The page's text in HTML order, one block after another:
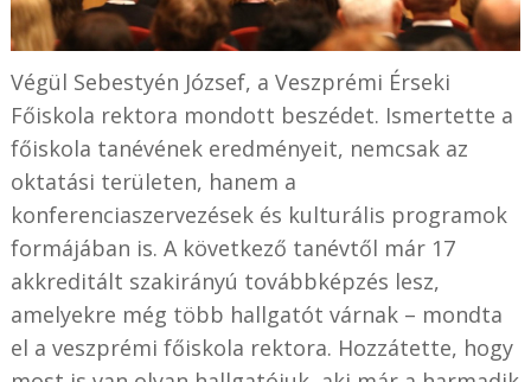
Végül Sebestyén József, a Veszprémi Érseki
Főiskola rektora mondott beszédet. Ismertette a
főiskola tanévének eredményeit, nemcsak az
oktatási területen, hanem a
konferenciaszervezések és kulturális programok
formájában is. A következő tanévtől már 17
akkreditált szakirányú továbbképzés lesz,
amelyekre még több hallgatót várnak – mondta
el a veszprémi főiskola rektora. Hozzátette, hogy